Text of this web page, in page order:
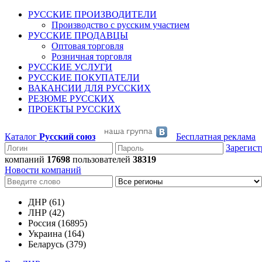
РУССКИЕ ПРОИЗВОДИТЕЛИ
Производство с русским участием
РУССКИЕ ПРОДАВЦЫ
Оптовая торговля
Розничная торговля
РУССКИЕ УСЛУГИ
РУССКИЕ ПОКУПАТЕЛИ
ВАКАНСИИ ДЛЯ РУССКИХ
РЕЗЮМЕ РУССКИХ
ПРОЕКТЫ РУССКИХ
Каталог Русский союз
Бесплатная реклама
компаний 17698 пользователей 38319
Новости компаний
ДНР (61)
ЛНР (42)
Россия (16895)
Украина (164)
Беларусь (379)